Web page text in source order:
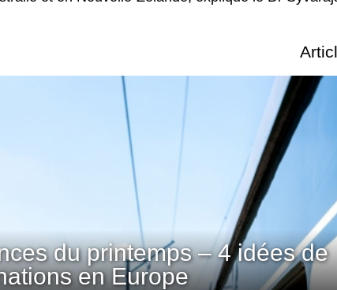
du printemps – 4 idées de
en Europe